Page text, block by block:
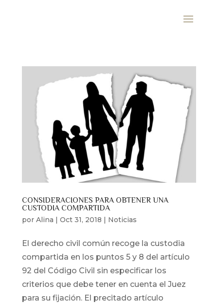
CONSIDERACIONES PARA OBTENER UNA
CUSTODIA COMPARTIDA
por Alina | Oct 31, 2018 | Noticias
El derecho civil común recoge la custodia
compartida en los puntos 5 y 8 del artículo
92 del Código Civil sin especificar los
criterios que debe tener en cuenta el Juez
para su fijación. El precitado artículo